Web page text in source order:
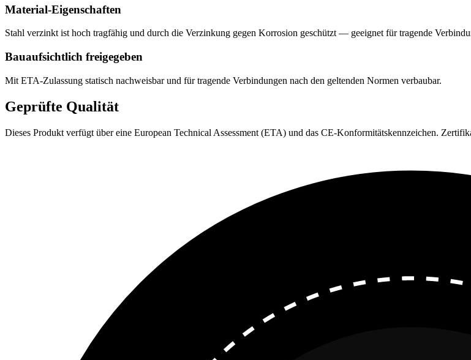
Material-Eigenschaften
Stahl verzinkt ist hoch tragfähig und durch die Verzinkung gegen Korrosion geschützt — geeignet für tragende
Bauaufsichtlich freigegeben
Mit ETA-Zulassung statisch nachweisbar und für tragende Verbindungen nach den geltenden Normen verbaubar.
Geprüfte Qualität
Dieses Produkt verfügt über eine European Technical Assessment (ETA) und das CE-Konformitätskennzeichen.